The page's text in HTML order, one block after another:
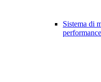
Sistema di
performance